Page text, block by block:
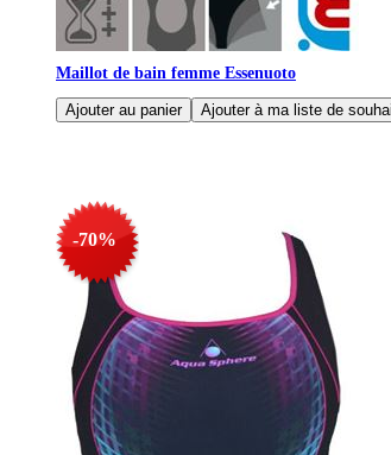
Maillot de bain femme Essenuoto
-70%